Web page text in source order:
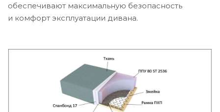
обеспечивают максимальную безопасность
и комфорт эксплуатации дивана.